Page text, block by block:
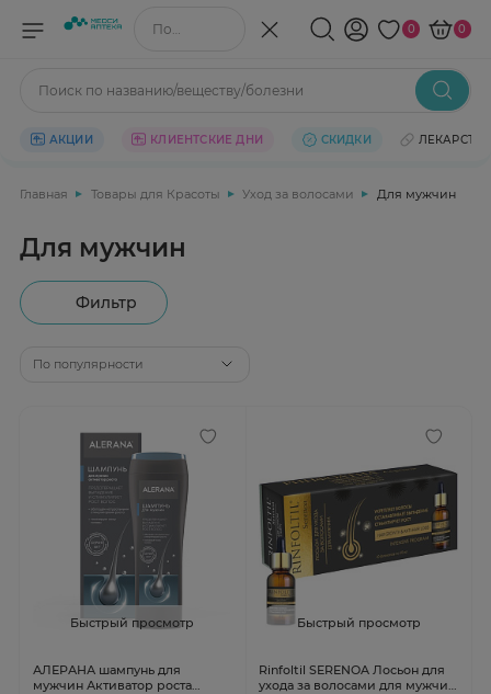
Поиск по названию/веществу 0 0
Поиск по названию/веществу/болезни
АКЦИИ КЛИЕНТСКИЕ ДНИ СКИДКИ ЛЕКАРСТВА
Главная Товары для Красоты Уход за волосами Для мужчин
Для мужчин
Фильтр
По популярности
Быстрый просмотр
АЛЕРАНА шампунь для
мужчин Активатор роста
Быстрый просмотр
Rinfoltil SERENOA Лосьон для
ухода за волосами для мужчин